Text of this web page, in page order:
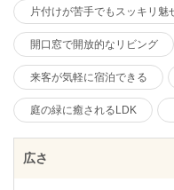
片付けが苦手でもスッキリ魅
開口窓で開放的なリビング
来客が気軽に宿泊できる
庭の緑に癒されるLDK
広さ